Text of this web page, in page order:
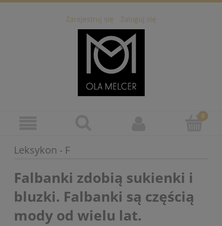
Zarejestruj się Zaloguj się
Leksykon - F
Falbanki zdobią sukienki i
bluzki. Falbanki są częścią
mody od wielu lat.